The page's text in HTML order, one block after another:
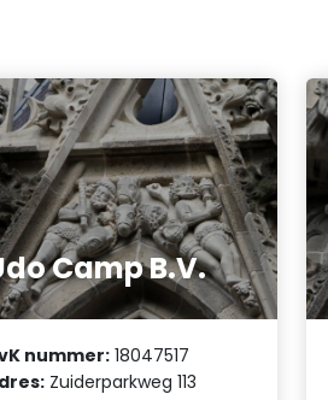
Camp B.V.
nummer: 18047517
Zuiderparkweg 113